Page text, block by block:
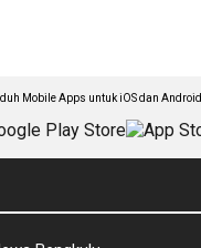
Mobile Apps untuk iOS dan Android